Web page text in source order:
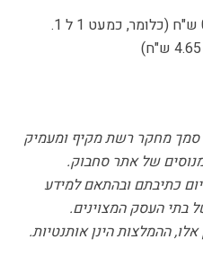
1 AED (דירהאם דובאי) = 0.93 ש"ח (כלומר, כמעט 1 ל 1.
מחקר רשת מקיף ומעמיק
של אתר סחבוק.
כתיבתם ובהתאם למידע
בתי העסק המצוינים.
ההמלצות הינן אותנטיות.